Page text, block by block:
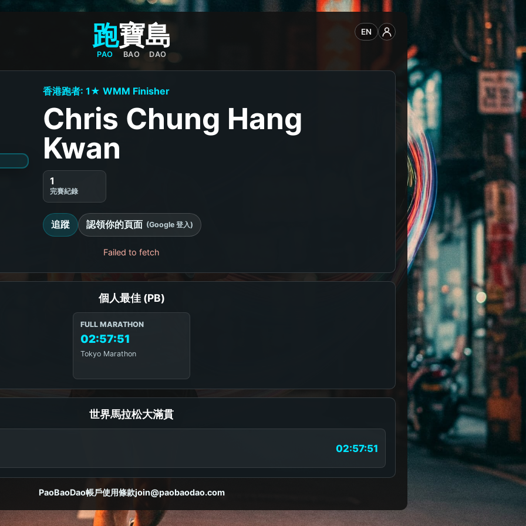
EN
跑
PAO
寶
BAO
島
DAO
香港跑者: 1★ WMM Finisher
Chris Chung Hang
Kwan
1
完賽紀錄
追蹤 認領你的頁面 (Google 登入)
Failed to fetch
個人最佳 (PB)
FULL MARATHON
02:57:51
Tokyo Marathon
世界馬拉松大滿貫
02:57:51
PaoBaoDao帳戶使用條款join@paobaodao.com